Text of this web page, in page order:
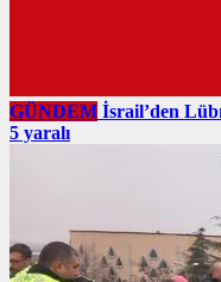
GÜNDEM İsrail’den
5 yaralı